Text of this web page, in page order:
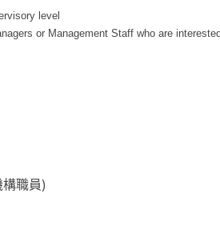
level
or Management Staff who are
職員)